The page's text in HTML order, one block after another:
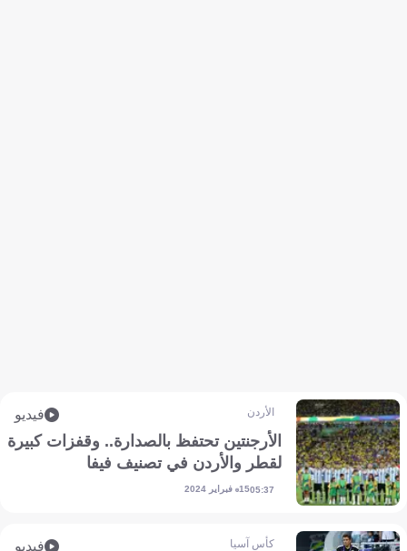
الأردن فيديو
الأرجنتين تحتفظ بالصدارة.. وقفزات كبيرة
لقطر والأردن في تصنيف فيفا
05:3715 فبراير 2024
كأس آسيا فيديو